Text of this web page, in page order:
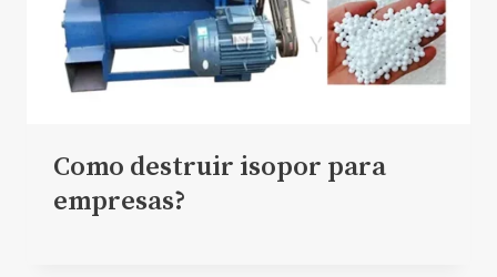
Como destruir isopor para
empresas?